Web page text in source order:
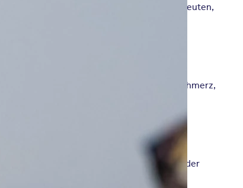
Sozialarbeiter, Pädagogen, Kunsttherapeuten,
körperliche Unversehrtheit wird durch Schmerz,
hohe seelische Belastung bei bis zu 50% der